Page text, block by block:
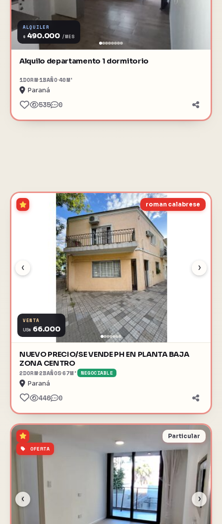
ALQUILER
$ 490.000 /MES
Alquilo departamento 1 dormitorio
1DORM 1BAÑO40M²
Paraná
535 0
‹ ›
roman calabrese
VENTA
US$ 66.000
NUEVO PRECIO/SE VENDE PH EN PLANTA BAJA
ZONA CENTRO
2DORM2BAÑOS67M² NEGOCIABLE
Paraná
446 0
‹ ›
Particular
OFERTA